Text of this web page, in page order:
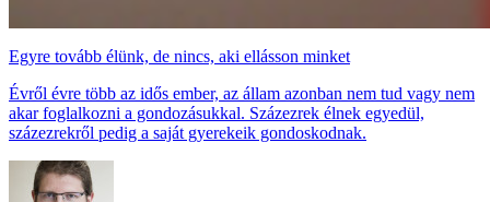
Egyre tovább élünk, de nincs, aki ellásson minket
Évről évre több az idős ember, az állam azonban nem tud vagy nem
akar foglalkozni a gondozásukkal. Százezrek élnek egyedül,
százezrekről pedig a saját gyerekeik gondoskodnak.